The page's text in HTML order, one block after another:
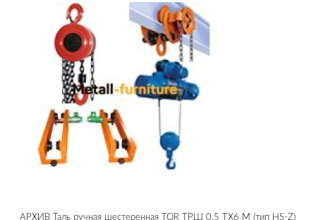
АРХИВ Таль ручная шестеренная TOR ТРШ 0,5 ТХ6 М (тип HS-Z)